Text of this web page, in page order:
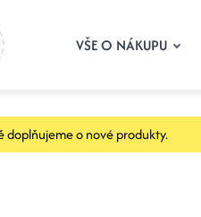
VŠE O NÁKUPU
doplňujeme o nové produkty.